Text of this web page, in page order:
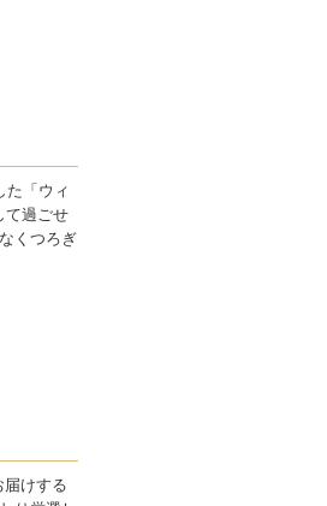
た「ウィ
て過ごせ
くつろぎ
けする